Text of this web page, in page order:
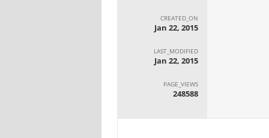
CREATED_ON
Jan 22, 2015
LAST_MODIFIED
Jan 22, 2015
PAGE_VIEWS
248588